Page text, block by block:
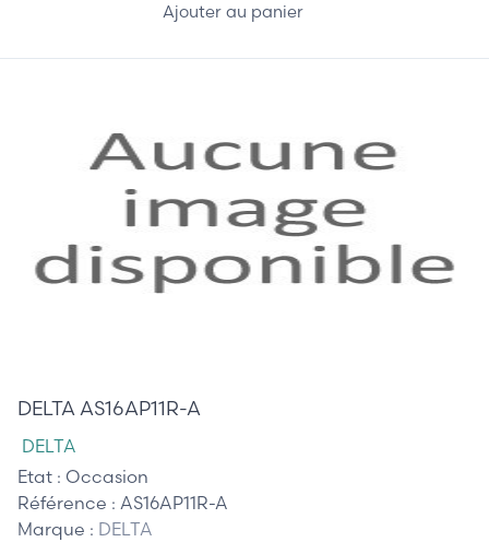
Ajouter au panier
DELTA AS16AP11R-A
DELTA
Etat : Occasion
Référence : AS16AP11R-A
Marque : DELTA